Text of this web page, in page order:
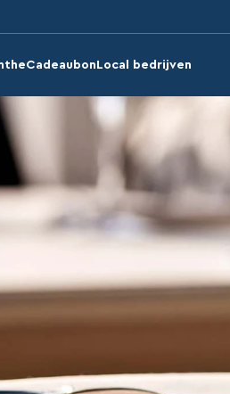
Cadeaubon Local bedrijven